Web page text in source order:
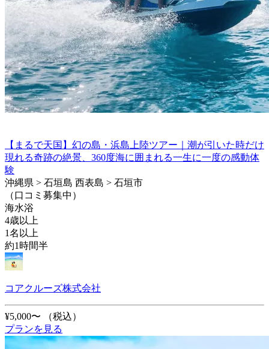
【まるで天国】幻の島・浜島上陸ツアー｜潮が引いた時だけ
現れる奇跡の絶景、360度海に囲まれる一生に一度の感動体
験
沖縄県 > 石垣島 西表島 > 石垣市
（口コミ募集中）
海水浴
4歳以上
1名以上
約1時間半
コアクルーズ株式会社
¥5,000〜
（税込）
プランを見る